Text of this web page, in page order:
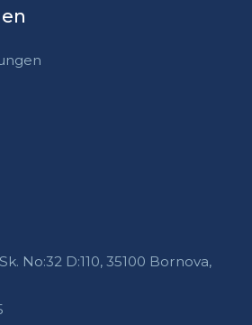
No:32 D:110, 35100 Bornova,